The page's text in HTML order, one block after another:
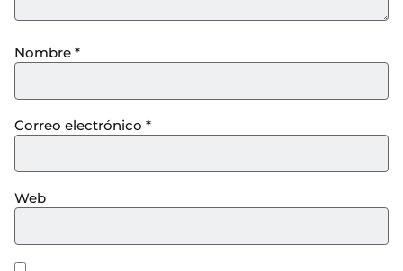
Nombre *
Correo electrónico *
Web